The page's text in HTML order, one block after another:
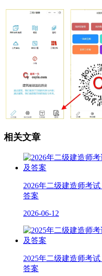
相关文章
2026年二级建造师考
答案
2026-06-12
2025年二级建造师考
答案